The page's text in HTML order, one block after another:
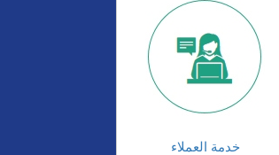
خدمة العملاء